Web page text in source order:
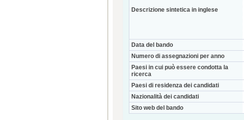
Descrizione sintetica in inglese
Data del bando
Numero di assegnazioni per anno
Paesi in cui può essere condotta la
ricerca
Paesi di residenza dei candidati
Nazionalità dei candidati
Sito web del bando